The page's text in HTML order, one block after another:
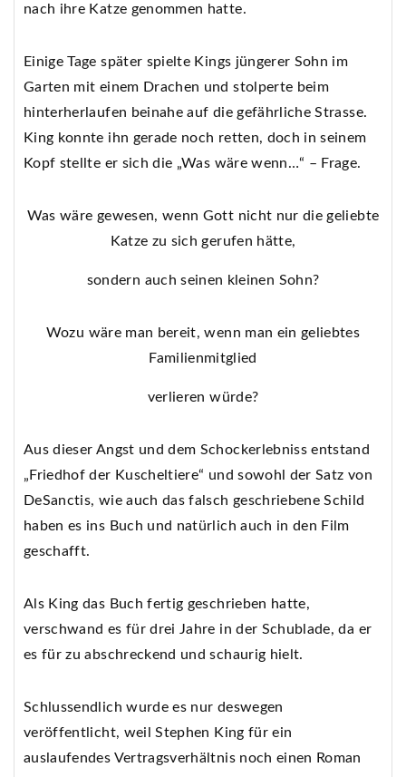
nach ihre Katze genommen hatte.
Einige Tage später spielte Kings jüngerer Sohn im
Garten mit einem Drachen und stolperte beim
hinterherlaufen beinahe auf die gefährliche Strasse.
King konnte ihn gerade noch retten, doch in seinem
Kopf stellte er sich die „Was wäre wenn…“ – Frage.
Was wäre gewesen, wenn Gott nicht nur die geliebte
Katze zu sich gerufen hätte,
sondern auch seinen kleinen Sohn?
Wozu wäre man bereit, wenn man ein geliebtes
Familienmitglied
verlieren würde?
Aus dieser Angst und dem Schockerlebniss entstand
„Friedhof der Kuscheltiere“ und sowohl der Satz von
DeSanctis, wie auch das falsch geschriebene Schild
haben es ins Buch und natürlich auch in den Film
geschafft.
Als King das Buch fertig geschrieben hatte,
verschwand es für drei Jahre in der Schublade, da er
es für zu abschreckend und schaurig hielt.
Schlussendlich wurde es nur deswegen
veröffentlicht, weil Stephen King für ein
auslaufendes Vertragsverhältnis noch einen Roman